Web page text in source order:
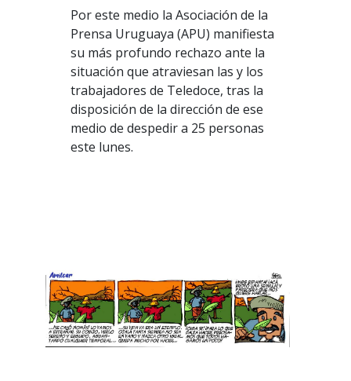
Por este medio la Asociación de la
Prensa Uruguaya (APU) manifiesta
su más profundo rechazo ante la
situación que atraviesan las y los
trabajadores de Teledoce, tras la
disposición de la dirección de ese
medio de despedir a 25 personas
este lunes.